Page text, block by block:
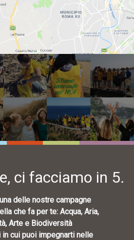
ci facciamo in 5.
delle nostre campagne
che fa per te: Acqua, Aria,
Arte e Biodiversità
in cui puoi impegnarti nelle